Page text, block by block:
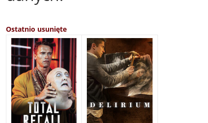
Ostatnio usunięte